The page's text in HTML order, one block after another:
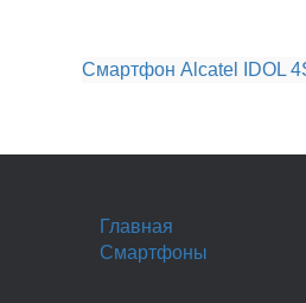
Смартфон Alcatel IDOL
Главная
Смартфоны